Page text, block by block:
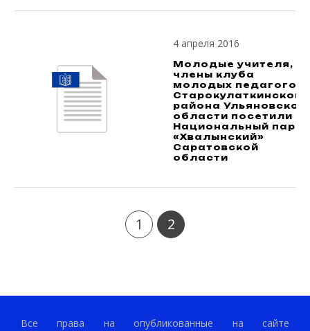
4 апреля 2016
Молодые учителя,
члены клуба
молодых педагогов
Старокулаткинского
района Ульяновской
области посетили
Национальный парк
«Хвалынский»
Саратовской
области
1 2
Все права на опубликованные на сайте